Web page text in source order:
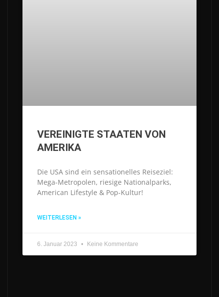
VEREINIGTE STAATEN VON
AMERIKA
Die USA sind ein sensationelles Reiseziel:
Mega-Metropolen, riesige Nationalparks,
American Lifestyle & Pop-Kultur!
WEITERLESEN »
6. Januar 2023 Keine Kommentare